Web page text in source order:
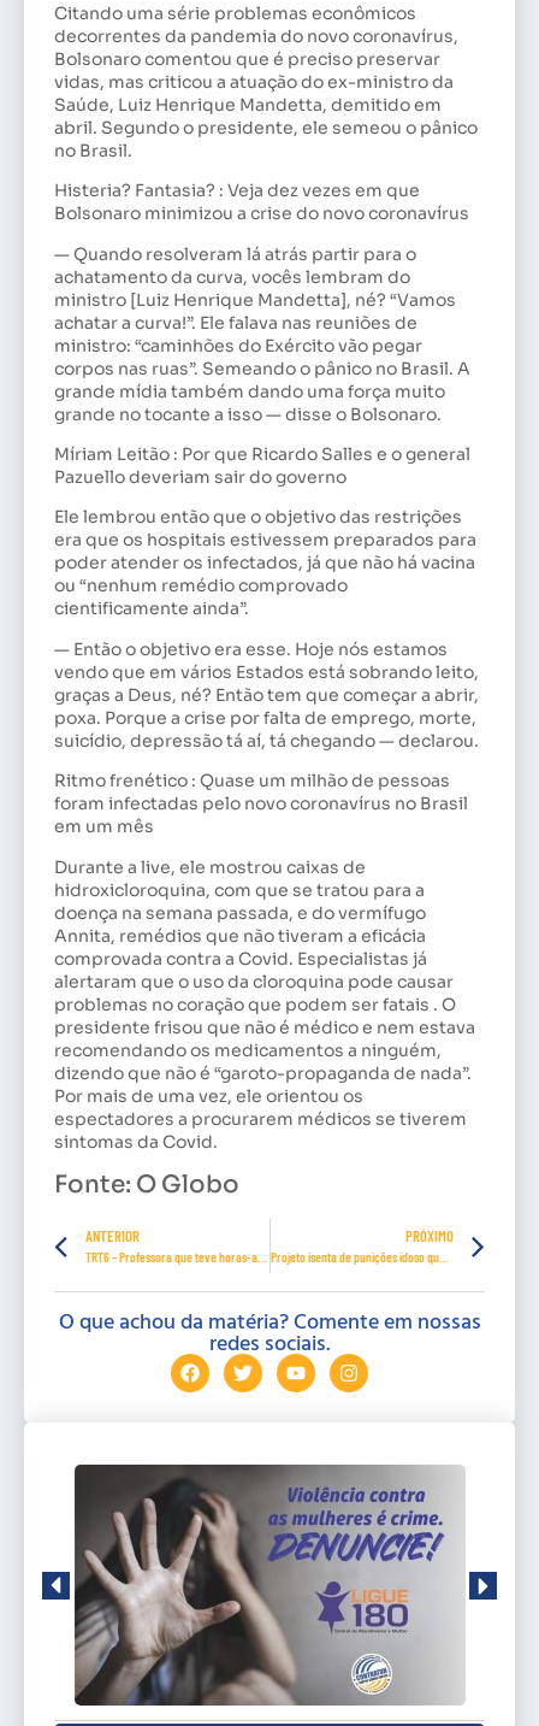
Citando uma série problemas econômicos
decorrentes da pandemia do novo coronavírus,
Bolsonaro comentou que é preciso preservar
vidas, mas criticou a atuação do ex-ministro da
Saúde, Luiz Henrique Mandetta, demitido em
abril. Segundo o presidente, ele semeou o pânico
no Brasil.
Histeria? Fantasia? : Veja dez vezes em que
Bolsonaro minimizou a crise do novo coronavírus
— Quando resolveram lá atrás partir para o
achatamento da curva, vocês lembram do
ministro [Luiz Henrique Mandetta], né? “Vamos
achatar a curva!”. Ele falava nas reuniões de
ministro: “caminhões do Exército vão pegar
corpos nas ruas”. Semeando o pânico no Brasil. A
grande mídia também dando uma força muito
grande no tocante a isso — disse o Bolsonaro.
Míriam Leitão : Por que Ricardo Salles e o general
Pazuello deveriam sair do governo
Ele lembrou então que o objetivo das restrições
era que os hospitais estivessem preparados para
poder atender os infectados, já que não há vacina
ou “nenhum remédio comprovado
cientificamente ainda”.
— Então o objetivo era esse. Hoje nós estamos
vendo que em vários Estados está sobrando leito,
graças a Deus, né? Então tem que começar a abrir,
poxa. Porque a crise por falta de emprego, morte,
suicídio, depressão tá aí, tá chegando — declarou.
Ritmo frenético : Quase um milhão de pessoas
foram infectadas pelo novo coronavírus no Brasil
em um mês
Durante a live, ele mostrou caixas de
hidroxicloroquina, com que se tratou para a
doença na semana passada, e do vermífugo
Annita, remédios que não tiveram a eficácia
comprovada contra a Covid. Especialistas já
alertaram que o uso da cloroquina pode causar
problemas no coração que podem ser fatais . O
presidente frisou que não é médico e nem estava
recomendando os medicamentos a ninguém,
dizendo que não é “garoto-propaganda de nada”.
Por mais de uma vez, ele orientou os
espectadores a procurarem médicos se tiverem
sintomas da Covid.
Fonte: O Globo
ANTERIOR PRÓXIMO
Projeto isenta de punições idoso que não votar em 2020
O que achou da matéria? Comente em nossas
redes sociais.